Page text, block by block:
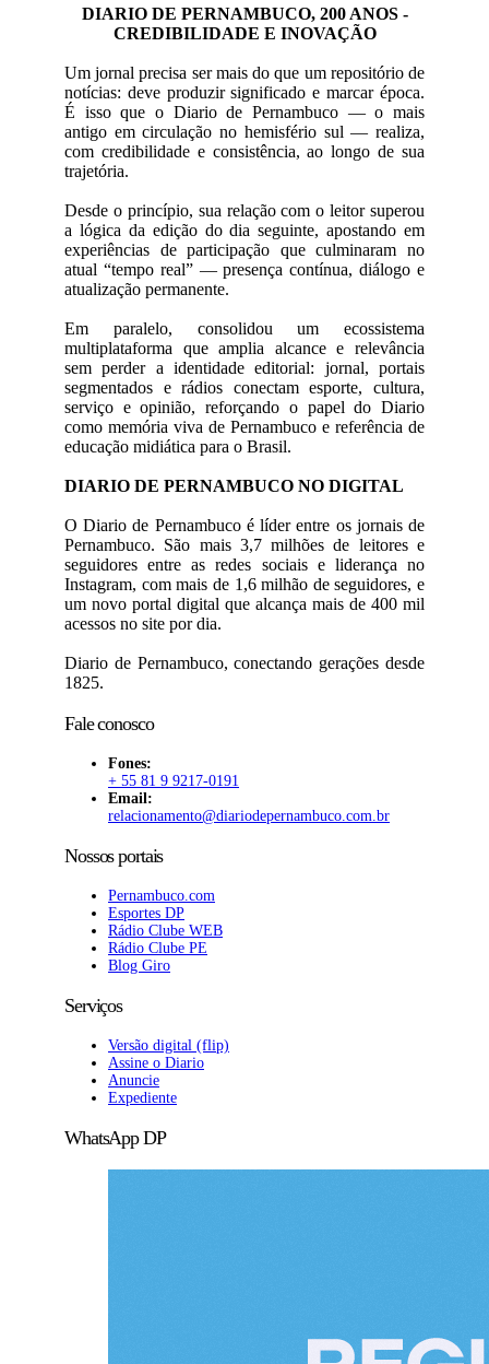
DIARIO DE PERNAMBUCO, 200 ANOS -
CREDIBILIDADE E INOVAÇÃO
Um jornal precisa ser mais do que um repositório de
notícias: deve produzir significado e marcar época.
É isso que o Diario de Pernambuco — o mais
antigo em circulação no hemisfério sul — realiza,
com credibilidade e consistência, ao longo de sua
trajetória.
Desde o princípio, sua relação com o leitor superou
a lógica da edição do dia seguinte, apostando em
experiências de participação que culminaram no
atual “tempo real” — presença contínua, diálogo e
atualização permanente.
Em paralelo, consolidou um ecossistema
multiplataforma que amplia alcance e relevância
sem perder a identidade editorial: jornal, portais
segmentados e rádios conectam esporte, cultura,
serviço e opinião, reforçando o papel do Diario
como memória viva de Pernambuco e referência de
educação midiática para o Brasil.
DIARIO DE PERNAMBUCO NO DIGITAL
O Diario de Pernambuco é líder entre os jornais de
Pernambuco. São mais 3,7 milhões de leitores e
seguidores entre as redes sociais e liderança no
Instagram, com mais de 1,6 milhão de seguidores, e
um novo portal digital que alcança mais de 400 mil
acessos no site por dia.
Diario de Pernambuco, conectando gerações desde
1825.
Fale conosco
Fones:
+ 55 81 9 9217-0191
Email:
relacionamento@diariodepernambuco.com.br
Nossos portais
Pernambuco.com
Esportes DP
Rádio Clube WEB
Rádio Clube PE
Blog Giro
Serviços
Versão digital (flip)
Assine o Diario
Anuncie
Expediente
WhatsApp DP